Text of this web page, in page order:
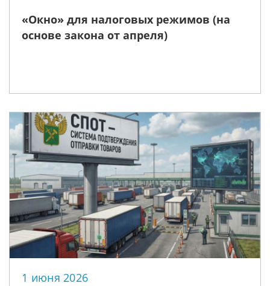
«Окно» для налоговых режимов (на
основе закона от апреля)
1 июня 2026